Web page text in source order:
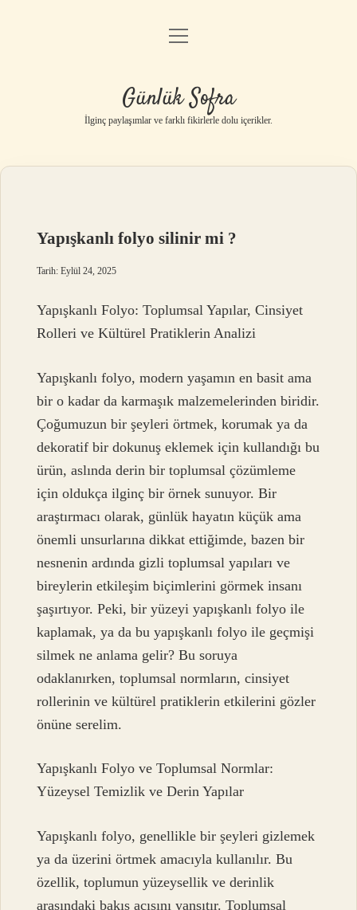
Anasayfa
Yasal Uyarı
menüyü
Günlük Sofra
İlginç paylaşımlar ve farklı fikirlerle dolu içerikler.
Yapışkanlı folyo silinir mi ?
Tarih: Eylül 24, 2025
Yapışkanlı Folyo: Toplumsal Yapılar, Cinsiyet
Rolleri ve Kültürel Pratiklerin Analizi
Yapışkanlı folyo, modern yaşamın en basit ama
bir o kadar da karmaşık malzemelerinden biridir.
Çoğumuzun bir şeyleri örtmek, korumak ya da
dekoratif bir dokunuş eklemek için kullandığı bu
ürün, aslında derin bir toplumsal çözümleme
için oldukça ilginç bir örnek sunuyor. Bir
araştırmacı olarak, günlük hayatın küçük ama
önemli unsurlarına dikkat ettiğimde, bazen bir
nesnenin ardında gizli toplumsal yapıları ve
bireylerin etkileşim biçimlerini görmek insanı
şaşırtıyor. Peki, bir yüzeyi yapışkanlı folyo ile
kaplamak, ya da bu yapışkanlı folyo ile geçmişi
silmek ne anlama gelir? Bu soruya
odaklanırken, toplumsal normların, cinsiyet
rollerinin ve kültürel pratiklerin etkilerini gözler
önüne serelim.
Yapışkanlı Folyo ve Toplumsal Normlar:
Yüzeysel Temizlik ve Derin Yapılar
Yapışkanlı folyo, genellikle bir şeyleri gizlemek
ya da üzerini örtmek amacıyla kullanılır. Bu
özellik, toplumun yüzeysellik ve derinlik
arasındaki bakış açısını yansıtır. Toplumsal